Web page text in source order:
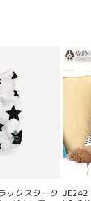
ックスタータ JE242